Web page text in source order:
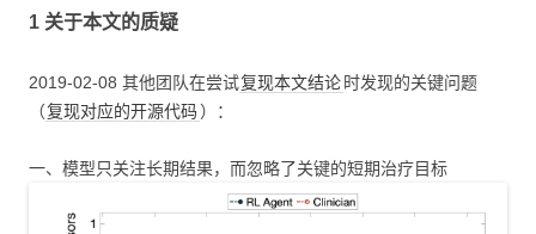
1 关于本文的质疑
2019-02-08 其他团队在尝试复现本文结论 时发现的关键问题
（复现对应的开源代码）：
一、模型只关注长期结果，而忽略了关键的短期治疗目标